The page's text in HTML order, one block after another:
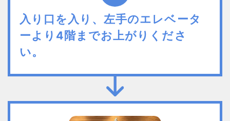
入り口を入り、左手のエレベータ
ーより4階までお上がりくださ
い。